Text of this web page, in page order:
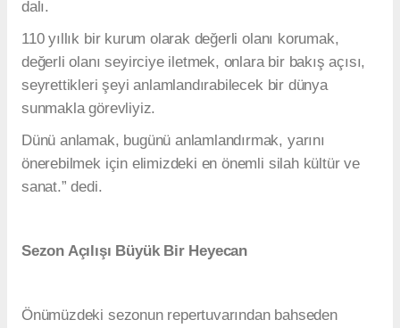
dalı.
110 yıllık bir kurum olarak değerli olanı korumak,
değerli olanı seyirciye iletmek, onlara bir bakış açısı,
seyrettikleri şeyi anlamlandırabilecek bir dünya
sunmakla görevliyiz.
Dünü anlamak, bugünü anlamlandırmak, yarını
önerebilmek için elimizdeki en önemli silah kültür ve
sanat.” dedi.
Sezon Açılışı Büyük Bir Heyecan
Önümüzdeki sezonun repertuvarından bahseden